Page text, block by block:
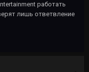
работать
лишь ответвление